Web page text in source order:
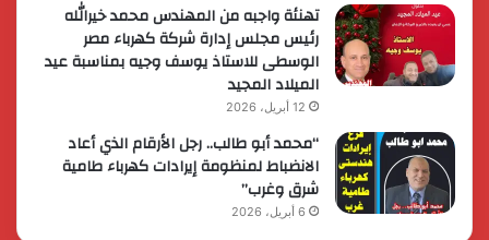
تهنئة واجبه من المهندس محمد خيرالله
رئيس مجلس إدارة شركة كهرباء مصر
الوسطى للاستاذ يوسف وجيه بمناسبة عيد
الميلاد المجيد
12 أبريل، 2026
“محمد أبو طالب.. رجل الأرقام الذي أعاد
الانضباط لمنظومة إيرادات كهرباء طامية
شرق وغرب”
6 أبريل، 2026